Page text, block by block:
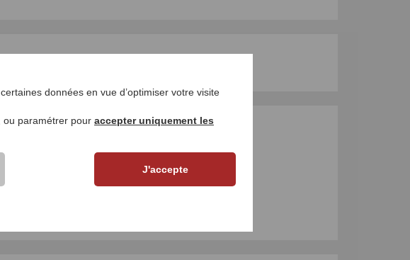
une question
données en vue d’optimiser votre visite
ou paramétrer pour accepter uniquement les
J'accepte